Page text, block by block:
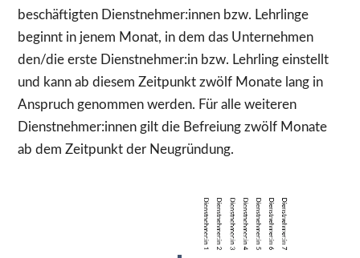
beschäftigten Dienstnehmer:innen bzw. Lehrlinge
beginnt in jenem Monat, in dem das Unternehmen
den/die erste Dienstnehmer:in bzw. Lehrling einstellt
und kann ab diesem Zeitpunkt zwölf Monate lang in
Anspruch genommen werden. Für alle weiteren
Dienstnehmer:innen gilt die Befreiung zwölf Monate
ab dem Zeitpunkt der Neugründung.